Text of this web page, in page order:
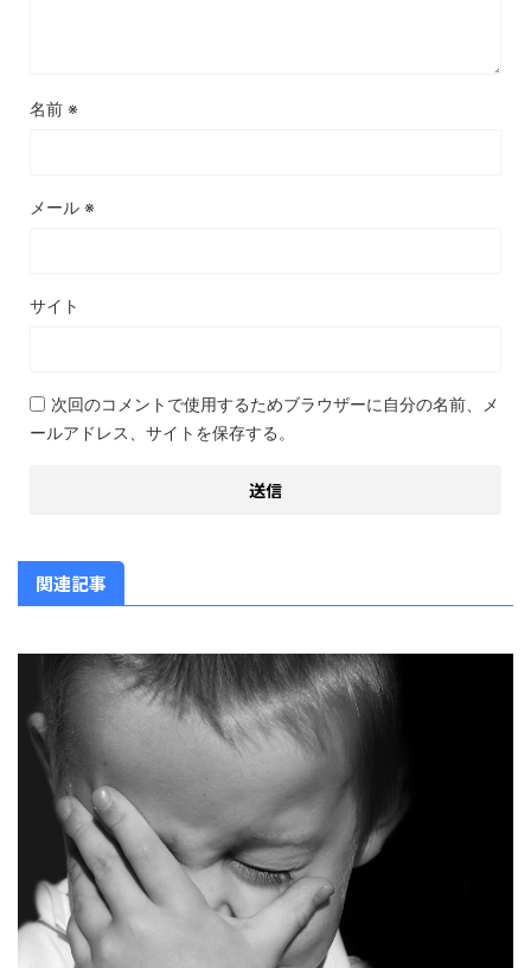
名前 ※
メール ※
サイト
次回のコメントで使用するためブラウザーに自分の名前、メ
ールアドレス、サイトを保存する。
関連記事